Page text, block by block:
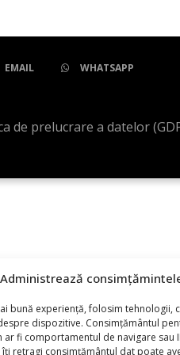
Administrează
bună experiență, folosim tehnologii,
dispozitive. Consimțământul
ar fi comportamentul de navigare sau
retragi consimțământul dat poate
EMAIL WHATSAPP
de prelucrare a datelor